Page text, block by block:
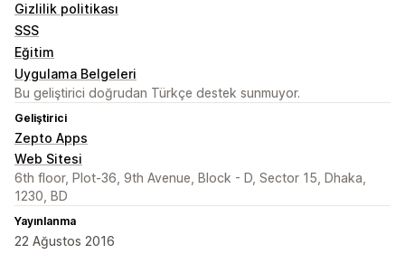
Gizlilik politikası
SSS
Eğitim
Uygulama Belgeleri
Bu geliştirici doğrudan Türkçe destek sunmuyor.
Geliştirici
Zepto Apps
Web Sitesi
6th floor, Plot-36, 9th Avenue, Block - D, Sector 15, Dhaka,
1230, BD
Yayınlanma
22 Ağustos 2016